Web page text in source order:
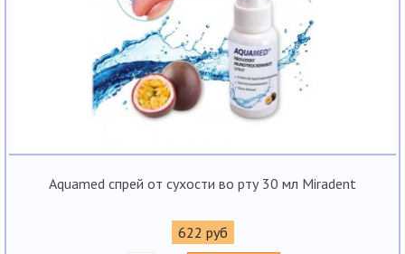
Aquamed спрей от сухости во рту 30 мл Miradent
622 руб